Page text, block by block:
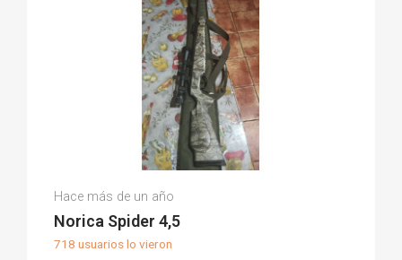
Javier T.
(0)
Hace más de un año
Norica Spider 4,5
718 usuarios lo vieron